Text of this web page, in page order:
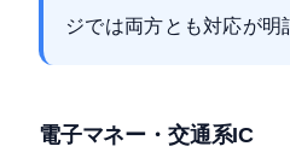
ジでは両方とも対応が明
電子マネー・交通系IC